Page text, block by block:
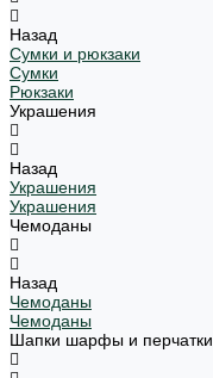
Назад
Сумки и рюкзаки
Сумки
Рюкзаки
Украшения
Назад
Украшения
Украшения
Чемоданы
Назад
Чемоданы
Чемоданы
Шапки шарфы и перчатки